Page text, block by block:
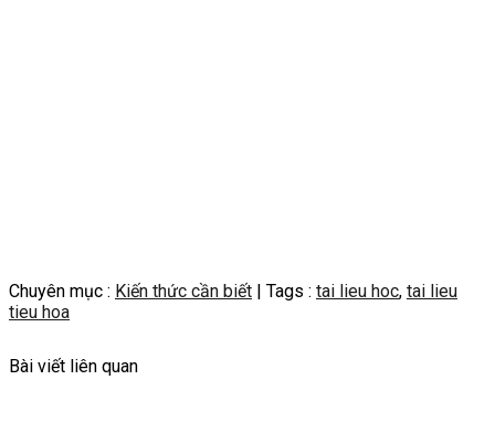
Chuyên mục : Kiến thức cần biết | Tags : tai lieu hoc, tai lieu
tieu hoa
Bài viết liên quan